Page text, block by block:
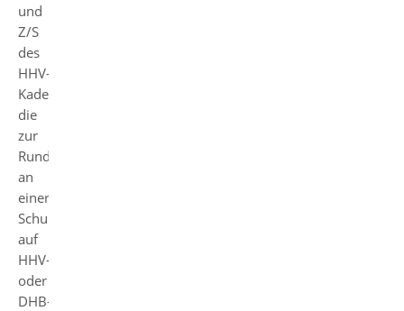
und
Z/S
des
HHV-
Kaders,
die
zur
Rundenhalbzeit
an
einer
Schulung
auf
HHV-
oder
DHB-